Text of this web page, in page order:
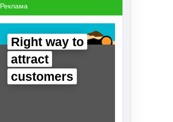
Реклама
Right way to
attract
customers